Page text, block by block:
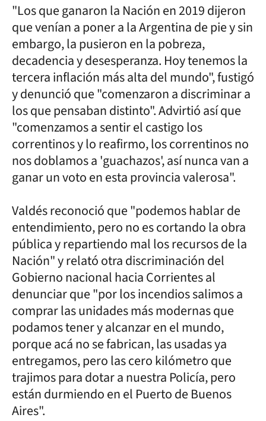
"Los que ganaron la Nación en 2019 dijeron
que venían a poner a la Argentina de pie y sin
embargo, la pusieron en la pobreza,
decadencia y desesperanza. Hoy tenemos la
tercera inflación más alta del mundo", fustigó
y denunció que "comenzaron a discriminar a
los que pensaban distinto". Advirtió así que
"comenzamos a sentir el castigo los
correntinos y lo reafirmo, los correntinos no
nos doblamos a 'guachazos', así nunca van a
ganar un voto en esta provincia valerosa".
Valdés reconoció que "podemos hablar de
entendimiento, pero no es cortando la obra
pública y repartiendo mal los recursos de la
Nación" y relató otra discriminación del
Gobierno nacional hacia Corrientes al
denunciar que "por los incendios salimos a
comprar las unidades más modernas que
podamos tener y alcanzar en el mundo,
porque acá no se fabrican, las usadas ya
entregamos, pero las cero kilómetro que
trajimos para dotar a nuestra Policía, pero
están durmiendo en el Puerto de Buenos
Aires".